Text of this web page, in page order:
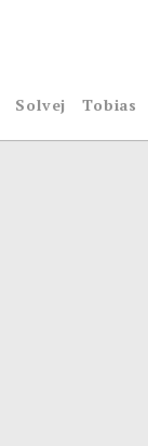
Solvej Tobias